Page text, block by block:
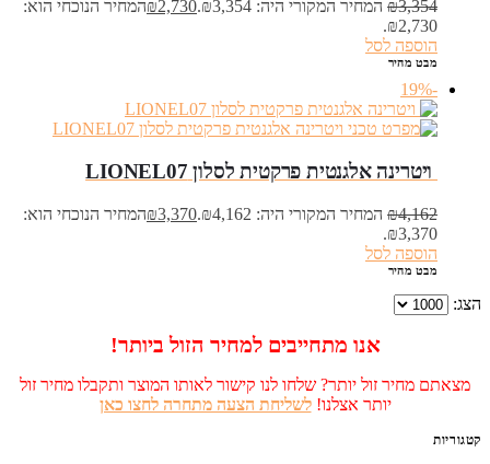
₪3,354 המחיר המקורי היה: ₪3,354. ₪2,730
המחיר הנוכחי הוא:
₪2,730.
הוספה לסל
מבט מהיר
-19%
‏ ויטרינה אלגנטית פרקטית לסלון LIONEL07
₪4,162 המחיר המקורי היה: ₪4,162. ₪3,370
המחיר הנוכחי הוא:
₪3,370.
הוספה לסל
מבט מהיר
הצג:
אנו מתחייבים למחיר הזול ביותר!
מצאתם מחיר זול יותר? שלחו לנו קישור לאותו המוצר ותקבלו מחיר זול
יותר אצלנו!לשליחת הצעה מתחרה לחצו כאן
קטגוריות